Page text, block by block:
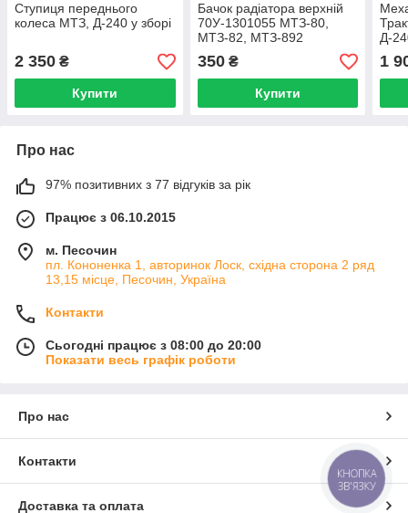
Ступиця переднього
колеса МТЗ, Д-240 у зборі
2 350 ₴
Купити
Бачок радіатора верхній
70У-1301055 МТЗ-80,
МТЗ-82, МТЗ-892
350₴
Купити
Д-
1
Про нас
97% позитивних з 77 відгуків за рік
Працює з 06.10.2015
м. Песочин
пл. Кононенка 1, авторинок Лоск, східна сторона 2 ряд
13,15 місце, Песочин, Україна
Контакти
Сьогодні працює з 08:00 до 20:00
Показати весь графік роботи
Про нас
Контакти
Доставка та оплата
КНОПКА
ЗВ'ЯЗКУ